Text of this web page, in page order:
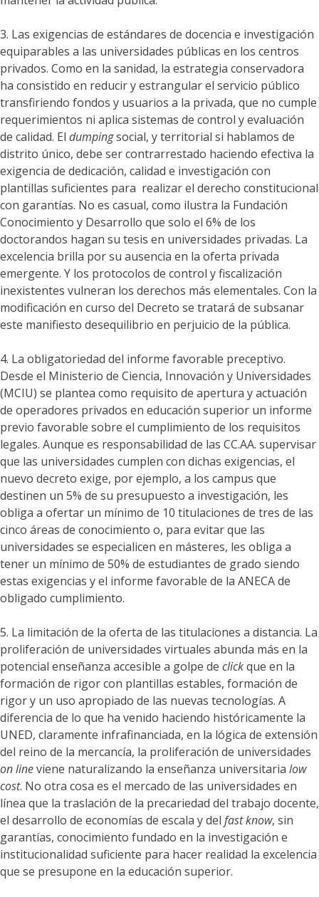
3. Las exigencias de estándares de docencia e investigación
equiparables a las universidades públicas en los centros
privados. Como en la sanidad, la estrategia conservadora
ha consistido en reducir y estrangular el servicio público
transfiriendo fondos y usuarios a la privada, que no cumple
requerimientos ni aplica sistemas de control y evaluación
de calidad. El dumpingsocial, y territorial si hablamos de
distrito único, debe ser contrarrestado haciendo efectiva la
exigencia de dedicación, calidad e investigación con
plantillas suficientes para realizar el derecho constitucional
con garantías. No es casual, como ilustra la Fundación
Conocimiento y Desarrollo que solo el 6% de los
doctorandos hagan su tesis en universidades privadas. La
excelencia brilla por su ausencia en la oferta privada
emergente. Y los protocolos de control y fiscalización
inexistentes vulneran los derechos más elementales. Con la
modificación en curso del Decreto se tratará de subsanar
este manifiesto desequilibrio en perjuicio de la pública.
4. La obligatoriedad del informe favorable preceptivo.
Desde el Ministerio de Ciencia, Innovación y Universidades
(MCIU) se plantea como requisito de apertura y actuación
de operadores privados en educación superior un informe
previo favorable sobre el cumplimiento de los requisitos
legales. Aunque es responsabilidad de las CC.AA. supervisar
que las universidades cumplen con dichas exigencias, el
nuevo decreto exige, por ejemplo, a los campus que
destinen un 5% de su presupuesto a investigación, les
obliga a ofertar un mínimo de 10 titulaciones de tres de las
cinco áreas de conocimiento o, para evitar que las
universidades se especialicen en másteres, les obliga a
tener un mínimo de 50% de estudiantes de grado siendo
estas exigencias y el informe favorable de la ANECA de
obligado cumplimiento.
5. La limitación de la oferta de las titulaciones a distancia. La
proliferación de universidades virtuales abunda más en la
potencial enseñanza accesible a golpe de clickque en la
formación de rigor con plantillas estables, formación de
rigor y un uso apropiado de las nuevas tecnologías. A
diferencia de lo que ha venido haciendo históricamente la
UNED, claramente infrafinanciada, en la lógica de extensión
del reino de la mercancía, la proliferación de universidades
on lineviene naturalizando la enseñanza universitaria low
cost. No otra cosa es el mercado de las universidades en
línea que la traslación de la precariedad del trabajo docente,
el desarrollo de economías de escala y del fast know, sin
garantías, conocimiento fundado en la investigación e
institucionalidad suficiente para hacer realidad la excelencia
que se presupone en la educación superior.